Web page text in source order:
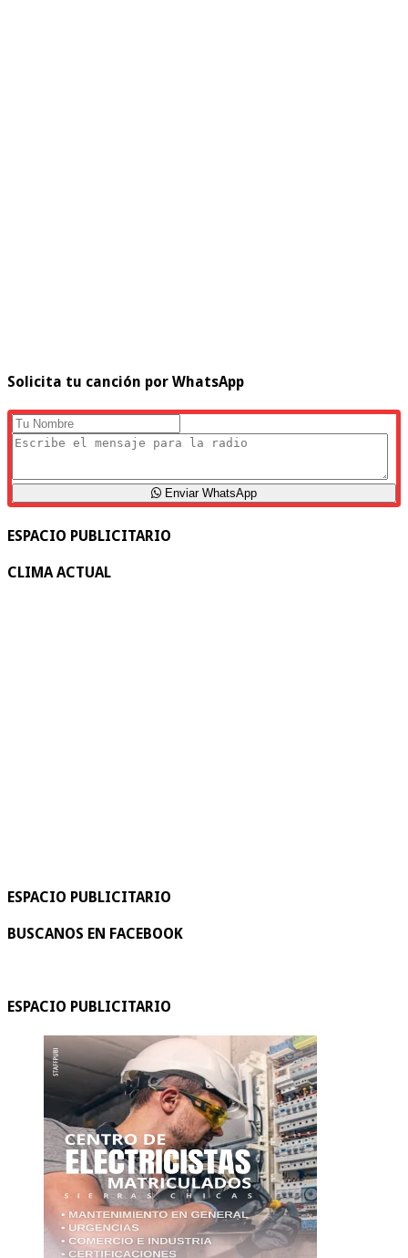
Solicita tu canción por WhatsApp
Enviar WhatsApp
ESPACIO PUBLICITARIO
CLIMA ACTUAL
ESPACIO PUBLICITARIO
BUSCANOS EN FACEBOOK
ESPACIO PUBLICITARIO